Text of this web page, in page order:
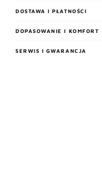
DOSTAWA I PŁATNOŚCI
DOPASOWANIE I KOMFORT
SERWIS I GWARANCJA